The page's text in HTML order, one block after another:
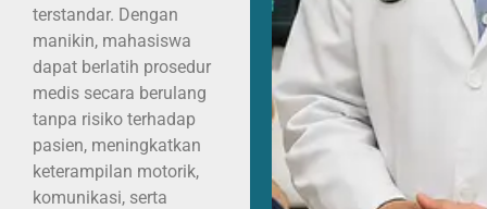
terstandar. Dengan
manikin, mahasiswa
dapat berlatih prosedur
medis secara berulang
tanpa risiko terhadap
pasien, meningkatkan
keterampilan motorik,
komunikasi, serta